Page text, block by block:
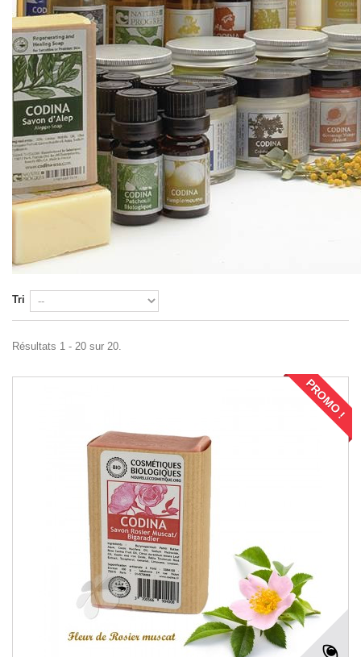
Tri
Résultats 1 - 20 sur 20.
PROMO !